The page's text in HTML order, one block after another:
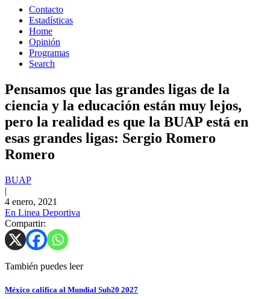
Contacto
Estadísticas
Home
Opinión
Programas
Search
Pensamos que las grandes ligas de la
ciencia y la educación están muy lejos,
pero la realidad es que la BUAP está en
esas grandes ligas: Sergio Romero
Romero
BUAP
|
4 enero, 2021
En Linea Deportiva
Compartir:
También puedes leer
México califica al Mundial Sub20 2027